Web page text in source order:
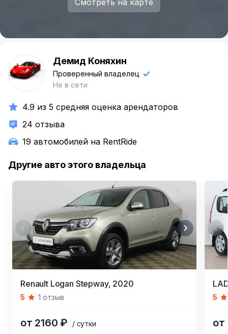
https://rentride.ru/cars/501260/
Kia Seltos 2022г.в.
https://rentride.ru/cars/503927/
https://rentride.ru/cars/505560/
Д Демид Коняхин
Проверенный владелец
Не в сети
4.9 из 5 средняя оценка арендаторов
24 отзыва
19 автомобилей на RentRide
Другие авто этого владельца
Renault Logan Stepway, 2020
5 1 отзыв
от 2160 ₽ / сутки
5